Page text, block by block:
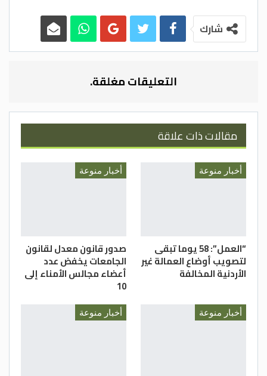
كافة الإجراءات القانونية ضد اي تجاوز حصل
اثناء توقيف ذلك الشخص
شارك
التعليقات مغلقة.
مقالات ذات علاقة
أخبار منوعة
“العمل”: 58 يوما تبقى
لتصويب أوضاع العمالة غير
الأردنية المخالفة
أخبار منوعة
صدور قانون معدل لقانون
الجامعات يخفض عدد
أعضاء مجالس الأمناء إلى
10
أخبار منوعة أخبار منوعة